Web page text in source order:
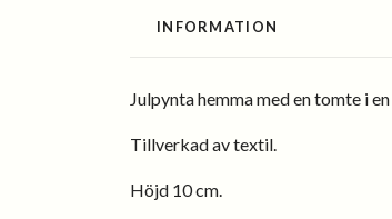
INFORMATION
Julpynta hemma med en tomte i
Tillverkad av textil.
Höjd 10 cm.